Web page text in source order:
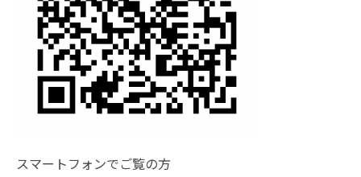
スマートフォンでご覧の方